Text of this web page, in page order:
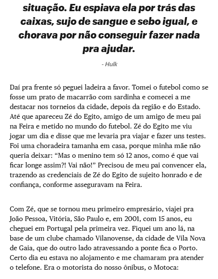
situação. Eu espiava ela por trás das
caixas, sujo de sangue e sebo igual, e
chorava por não conseguir fazer nada
pra ajudar.
- Hulk
Daí pra frente só peguei ladeira a favor. Tomei o futebol como se
fosse um prato de macarrão com sardinha e comecei a me
destacar nos torneios da cidade, depois da região e do Estado.
Até que apareceu Zé do Egito, amigo de um amigo de meu pai
na Feira e metido no mundo do futebol. Zé do Egito me viu
jogar um dia e disse que me levaria pra viajar e fazer uns testes.
Foi uma choradeira tamanha em casa, porque minha mãe não
queria deixar: “Mas o menino tem só 12 anos, como é que vai
ficar longe assim?! Vai não!” Precisou de meu pai convencer ela,
trazendo as credenciais de Zé do Egito de sujeito honrado e de
confiança, conforme asseguravam na Feira.
Com Zé, que se tornou meu primeiro empresário, viajei pra
João Pessoa, Vitória, São Paulo e, em 2001, com 15 anos, eu
cheguei em Portugal pela primeira vez. Fiquei um ano lá, na
base de um clube chamado Vilanovense, da cidade de Vila Nova
de Gaia, que do outro lado atravessando a ponte fica o Porto.
Certo dia eu estava no alojamento e me chamaram pra atender
o telefone. Era o motorista do nosso ônibus, o Motoca: